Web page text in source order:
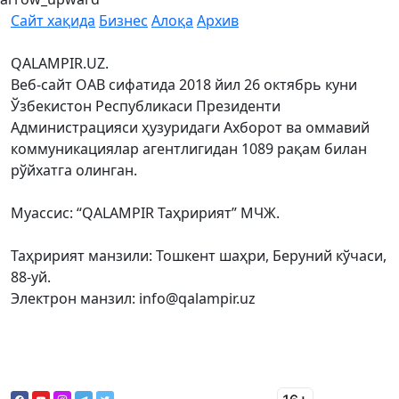
Сайт хақида Бизнес Алоқа Архив
QALAMPIR.UZ.
Веб-сайт ОАВ сифатида 2018 йил 26 октябрь куни
Ўзбекистон Республикаси Президенти
Администрацияси ҳузуридаги Ахборот ва оммавий
коммуникациялар агентлигидан 1089 рақам билан
рўйхатга олинган.
Муассис: “QALAMPIR Таҳририят” МЧЖ.
Таҳририят манзили: Тошкент шаҳри, Беруний кўчаси,
88-уй.
Электрон манзил: info@qalampir.uz